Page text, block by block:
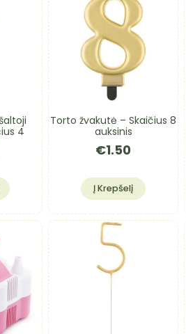
4
Torto žvakutė – Skaičius 8
auksinis
€1.50
Į Krepšelį